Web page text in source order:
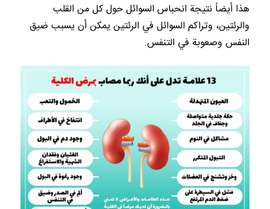
هذا أيضاً نتيجة انحباس السوائل حول كل من القلب
والرئتين، وتراكم السوائل في الرئتين يمكن أن يسبب ضيق
النفس وصعوبة في التنفس.